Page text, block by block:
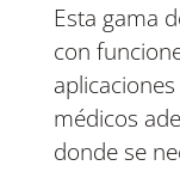
Esta gama
con
médicos
donde se